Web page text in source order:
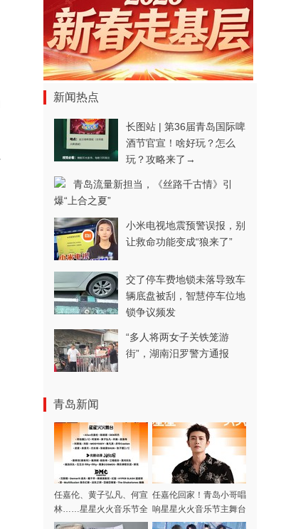
新闻热点
长图站 | 第36届青岛国际啤
酒节官宣！啥好玩？怎么
玩？攻略来了→
青岛流量新担当，《丝路千古情》引
爆“上合之夏”
小米电视地震预警误报，别
让救命功能变成“狼来了”
交了停车费地锁未落导致车
辆底盘被刮，智慧停车位地
锁争议频发
“多人将两女子关铁笼游
街”，湖南汨罗警方通报
青岛新闻
任嘉伦、黄子弘凡、何宣
林……星星火火音乐节全
阵容集结完毕，本周末青
任嘉伦回家！青岛小哥唱
响星星火火音乐节主舞台